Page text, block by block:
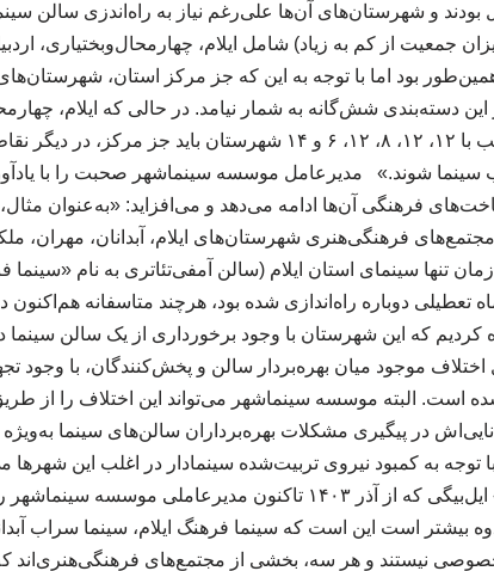
و شهرستان‌های آن‌ها علی‌رغم نیاز به راه‌اندزی سالن
جمعیت از کم به زیاد) شامل ایلام، چهارمحال‌وبختیاری،
بود اما با توجه به این که جز مرکز استان،
شش‌گانه به شمار نیامد. در حالی که ایلام،
کرمانشاه، زنجان و قزوین به‌ترتیب با ۱۲، ۱۲، ۸، ۱۲، ۶ و ۱۴ شهرستان
زیرساخت‌های فرهنگی آن‌ها ادامه می‌دهد و می‌افزاید: «به‌عنوان
گرفت از مجتمع‌های فرهنگی‌هنری شهرستان‌های ایلام، آبدانان،
تنها سینمای استان ایلام (سالن آمفی‌تئاتری به نام
تعطیلی دوباره راه‌اندازی شده بود، هرچند متاسفانه
کردیم که این شهرستان با وجود برخورداری از یک سالن سینما
سال ۱۳۹۹، به دلیل اختلاف موجود میان بهره‌بردار سالن و پخش‌کنندگان، با
دهه ۹۰ غیرفعال شده است. البته موسسه سینماشهر می‌تواند این اختلاف
توانایی‌اش در پیگیری مشکلات بهره‌برداران سالن‌های سینما
به کمبود نیروی تربیت‌شده سینمادار در اغلب این شهرها
آموزش و پشتیبانی نیز بپردازد.» ایل‌بیگی که از آذر ۱۴۰۳ تاکنون
بیشتر است این است که سینما فرهنگ ایلام، سینما سراب
نیستند و هر سه، بخشی از مجتمع‌های فرهنگی‌هنری‌اند